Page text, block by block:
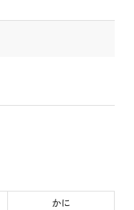
かに